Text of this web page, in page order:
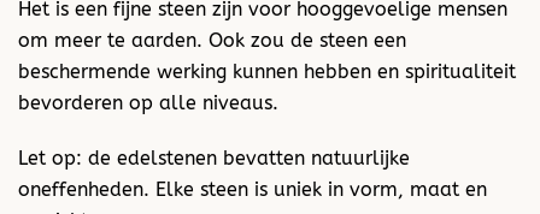
Het is een fijne steen zijn voor hooggevoelige mensen
om meer te aarden. Ook zou de steen een
beschermende werking kunnen hebben en spiritualiteit
bevorderen op alle niveaus.
Let op: de edelstenen bevatten natuurlijke
oneffenheden. Elke steen is uniek in vorm, maat en